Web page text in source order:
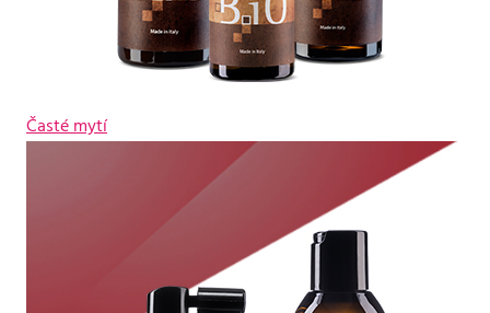
Časté mytí